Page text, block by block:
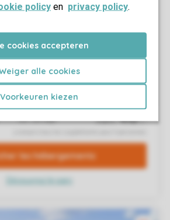
policy en privacy policy.
cookies accepteren
alle cookies
Voorkeuren kiezen